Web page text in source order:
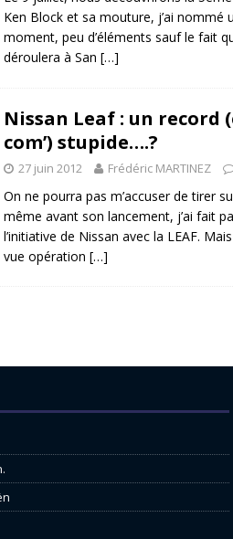
Ken Block et sa mouture, j’ai nommé
moment, peu d’éléments sauf le fait
déroulera à San […]
Nissan Leaf : un record
com’) stupide….?
27 juin 2012 Frédéric MARTINEZ
On ne pourra pas m’accuser de tirer
même avant son lancement, j’ai fait
l’initiative de Nissan avec la LEAF.
vue opération […]